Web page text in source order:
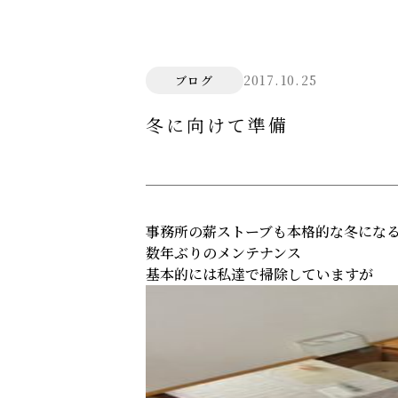
ブログ 2017.10.25
冬に向けて準備
事務所の薪ストーブも本格的な冬にな
数年ぶりのメンテナンス
基本的には私達で掃除していますが